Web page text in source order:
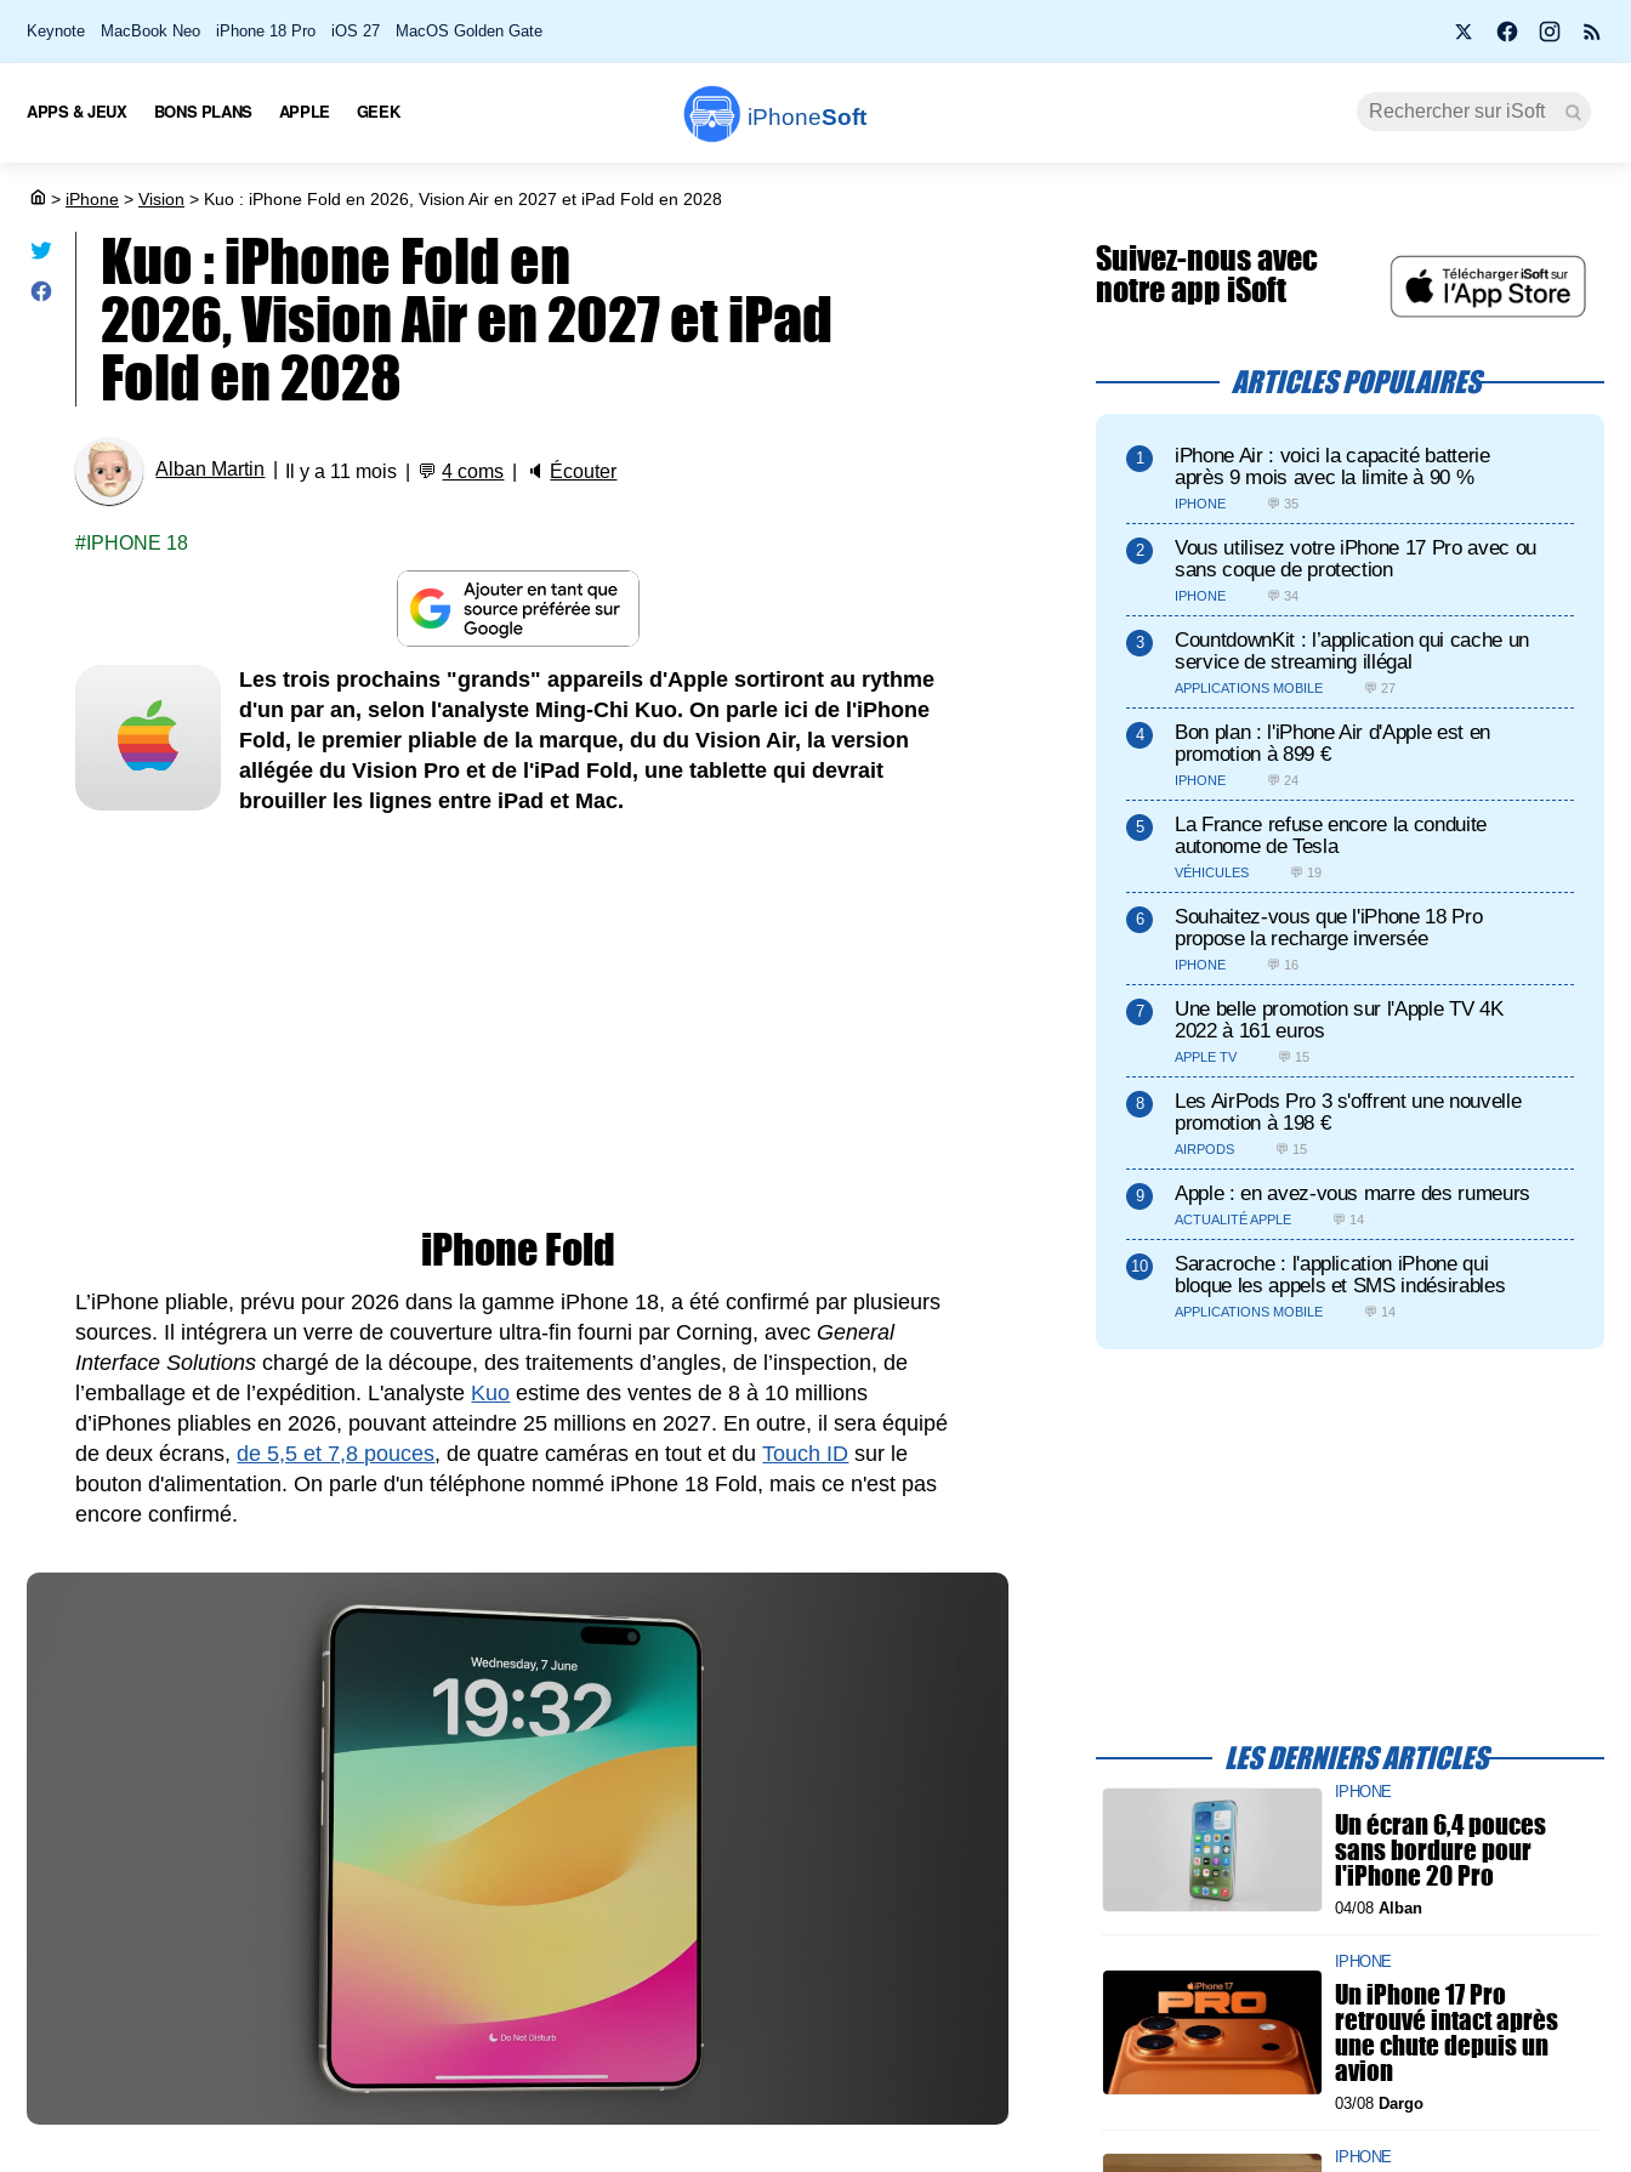
Keynote MacBook Neo iPhone 18 Pro iOS 27 MacOS Golden Gate
iPhoneSoft
APPS & JEUX BONS PLANS APPLE GEEK
> iPhone > Vision > Kuo : iPhone Fold en 2026, Vision Air en 2027 et iPad Fold en 2028
Kuo : iPhone Fold en
2026, Vision Air en 2027 et iPad
Fold en 2028
Alban Martin Il y a 11 mois 💬4 coms 🔈 Écouter
IPHONE 18
Les trois prochains "grands" appareils d'Apple sortiront au rythme
d'un par an, selon l'analyste Ming-Chi Kuo. On parle ici de l'iPhone
Fold, le premier pliable de la marque, du du Vision Air, la version
allégée du Vision Pro et de l'iPad Fold, une tablette qui devrait
brouiller les lignes entre iPad et Mac.
iPhone Fold
L’iPhone pliable, prévu pour 2026 dans la gamme iPhone 18, a été confirmé par plusieurs
sources. Il intégrera un verre de couverture ultra-fin fourni par Corning, avec General
Interface Solutions chargé de la découpe, des traitements d’angles, de l’inspection, de
l’emballage et de l’expédition. L'analyste Kuo estime des ventes de 8 à 10 millions
d’iPhones pliables en 2026, pouvant atteindre 25 millions en 2027. En outre, il sera équipé
de deux écrans,de 5,5 et 7,8 pouces, de quatre caméras en tout et duTouch ID sur le
bouton d'alimentation. On parle d'un téléphone nommé iPhone 18 Fold, mais ce n'est pas
encore confirmé.
Suivez-nous avec
notre app iSoft
ARTICLES POPULAIRES
iPhone Air : voici la capacité batterie
après 9 mois avec la limite à 90 %
IPHONE 💬 35
Vous utilisez votre iPhone 17 Pro avec ou
sans coque de protection
IPHONE 💬 34
CountdownKit : l’application qui cache un
service de streaming illégal
APPLICATIONS MOBILE 💬 27
Bon plan : l'iPhone Air d'Apple est en
promotion à 899 €
IPHONE 💬 24
La France refuse encore la conduite
autonome de Tesla
VÉHICULES 💬 19
Souhaitez-vous que l'iPhone 18 Pro
propose la recharge inversée
IPHONE 💬 16
Une belle promotion sur l'Apple TV 4K
2022 à 161 euros
APPLE TV 💬 15
Les AirPods Pro 3 s'offrent une nouvelle
promotion à 198 €
AIRPODS 💬 15
Apple : en avez-vous marre des rumeurs
ACTUALITÉ APPLE 💬 14
Saracroche : l'application iPhone qui
bloque les appels et SMS indésirables
APPLICATIONS MOBILE 💬 14
LES DERNIERS ARTICLES
IPHONE
Un écran 6,4 pouces
sans bordure pour
l'iPhone 20 Pro
04/08 Alban
IPHONE
Un iPhone 17 Pro
retrouvé intact après
une chute depuis un
avion
03/08 Dargo
IPHONE